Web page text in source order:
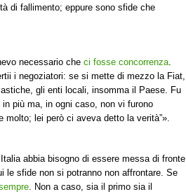
di fallimento; eppure sono sfide che
necessario che ci fosse concorrenza.
i negoziatori: se si mette di mezzo la Fiat,
gli enti locali, insomma il Paese. Fu
più ma, in ogni caso, non vi furono
molto; lei però ci aveva detto la verità”».
abbia bisogno di essere messa di fronte
le sfide non si potranno non affrontare. Se
. Non a caso, sia il primo sia il